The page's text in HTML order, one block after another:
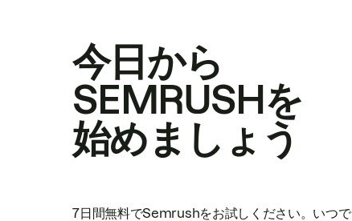
今日から
SEMRUSHを
始めましょう
7日間無料でSemrushをお試しください。いつ